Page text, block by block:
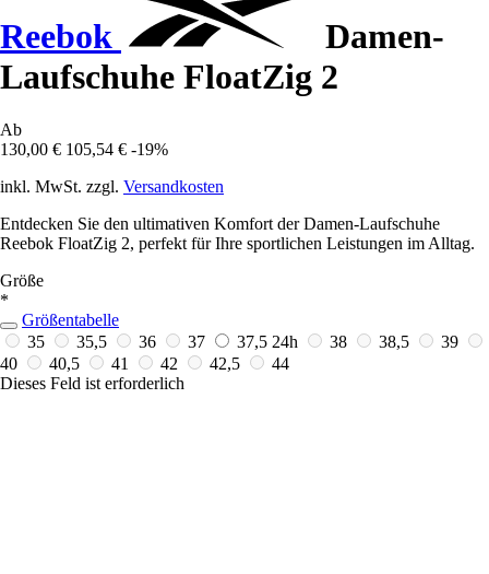
Reebok
Damen-
Laufschuhe FloatZig 2
Ab
130,00 € 105,54 € -19%
inkl. MwSt. zzgl. Versandkosten
Entdecken Sie den ultimativen Komfort der Damen-Laufschuhe
Reebok FloatZig 2, perfekt für Ihre sportlichen Leistungen im Alltag.
Größe
*
Größentabelle
35
35,5 36 37 37,5 24h 38 38,5
39
40
40,5 41 42 42,5
44
Dieses Feld ist erforderlich